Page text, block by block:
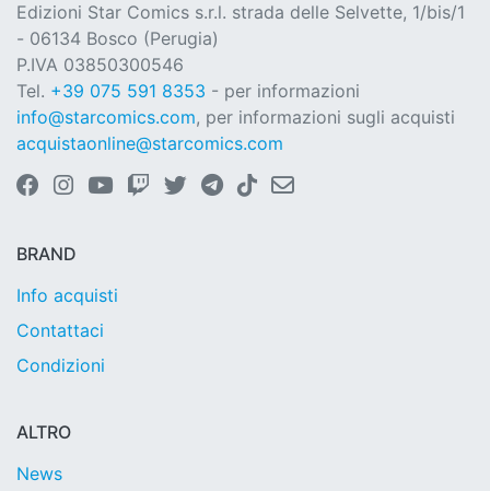
Edizioni Star Comics s.r.l. strada delle Selvette, 1/bis/1
- 06134 Bosco (Perugia)
P.IVA 03850300546
Tel. +39 075 591 8353 - per informazioni
info@starcomics.com, per informazioni sugli acquisti
acquistaonline@starcomics.com
BRAND
Info acquisti
Contattaci
Condizioni
ALTRO
News